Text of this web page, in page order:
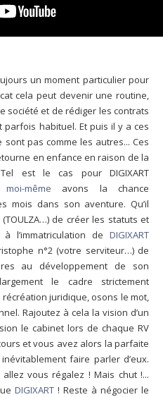
un moment particulier pour
cela peut devenir une routine,
société et de rédiger les contrats
habituel. Et puis il y a ces
pas comme les autres... Ces
en enfance en raison de la
est le cas pour DIGIXART
même avons la chance
mois dans son aventure. Qu’il
de créer les statuts et
l’immatriculation de DIGIXART
n°2 (votre serviteur…) de
au développement de son
le cadre strictement
juridique, osons le mot,
Rajoutez à cela la vision d’un
le cabinet lors de chaque RV
et vous avez alors la parfaite
faire parler d’eux.
vous régalez ! Mais chut !...
DIGIXART ! Reste à négocier le